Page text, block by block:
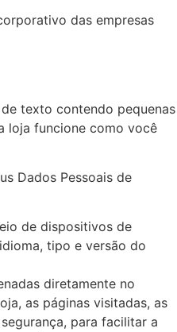
das empresas
texto contendo pequenas
loja funcione como você
Dados Pessoais de
de dispositivos de
tipo e versão do
diretamente no
as páginas visitadas, as
para facilitar a